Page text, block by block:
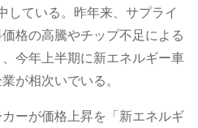
している。昨年来、サプライ
格の高騰やチップ不足による
今年上半期に新エネルギー車
が相次いでいる。
ーが価格上昇を「新エネルギ